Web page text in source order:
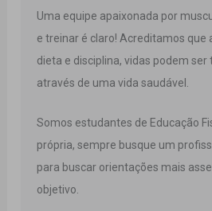
Uma equipe apaixonada por
e treinar é claro! Acreditamos que
dieta e disciplina, vidas podem
através de uma vida saudável.
Somos estudantes de Educação
própria, sempre busque um
para buscar orientações mais
objetivo.